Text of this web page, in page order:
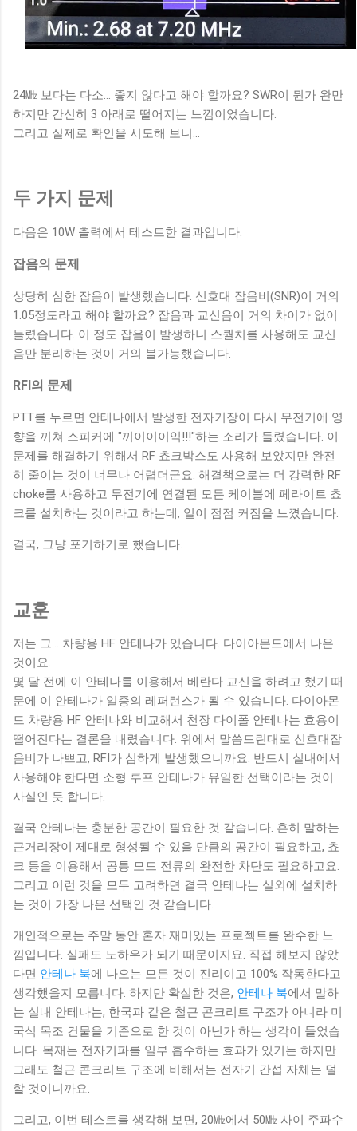
24㎒ 보다는 다소... 좋지 않다고 해야 할까요? SWR이 뭔가 완만
하지만 간신히 3 아래로 떨어지는 느낌이었습니다.
그리고 실제로 확인을 시도해 보니...
두 가지 문제
다음은 10W 출력에서 테스트한 결과입니다.
잡음의 문제
상당히 심한 잡음이 발생했습니다. 신호대 잡음비(SNR)이 거의
1.05정도라고 해야 할까요? 잡음과 교신음이 거의 차이가 없이
들렸습니다. 이 정도 잡음이 발생하니 스퀄치를 사용해도 교신
음만 분리하는 것이 거의 불가능했습니다.
RFI의 문제
PTT를 누르면 안테나에서 발생한 전자기장이 다시 무전기에 영
향을 끼쳐 스피커에 "끼이이이익!!!"하는 소리가 들렸습니다. 이
문제를 해결하기 위해서 RF 쵸크박스도 사용해 보았지만 완전
히 줄이는 것이 너무나 어렵더군요. 해결책으로는 더 강력한 RF
choke를 사용하고 무전기에 연결된 모든 케이블에 페라이트 쵸
크를 설치하는 것이라고 하는데, 일이 점점 커짐을 느꼈습니다.
결국, 그냥 포기하기로 했습니다.
교훈
저는 그... 차량용 HF 안테나가 있습니다. 다이아몬드에서 나온
것이요.
몇 달 전에 이 안테나를 이용해서 베란다 교신을 하려고 했기 때
문에 이 안테나가 일종의 레퍼런스가 될 수 있습니다. 다이아몬
드 차량용 HF 안테나와 비교해서 천장 다이폴 안테나는 효용이
떨어진다는 결론을 내렸습니다. 위에서 말씀드린대로 신호대잡
음비가 나쁘고, RFI가 심하게 발생했으니까요. 반드시 실내에서
사용해야 한다면 소형 루프 안테나가 유일한 선택이라는 것이
사실인 듯 합니다.
결국 안테나는 충분한 공간이 필요한 것 같습니다. 흔히 말하는
근거리장이 제대로 형성될 수 있을 만큼의 공간이 필요하고, 쵸
크 등을 이용해서 공통 모드 전류의 완전한 차단도 필요하고요.
그리고 이런 것을 모두 고려하면 결국 안테나는 실외에 설치하
는 것이 가장 나은 선택인 것 같습니다.
개인적으로는 주말 동안 혼자 재미있는 프로젝트를 완수한 느
낌입니다. 실패도 노하우가 되기 때문이지요. 직접 해보지 않았
다면 안테나 북에 나오는 모든 것이 진리이고 100% 작동한다고
생각했을지 모릅니다. 하지만 확실한 것은, 안테나 북에서 말하
는 실내 안테나는, 한국과 같은 철근 콘크리트 구조가 아니라 미
국식 목조 건물을 기준으로 한 것이 아닌가 하는 생각이 들었습
니다. 목재는 전자기파를 일부 흡수하는 효과가 있기는 하지만
그래도 철근 콘크리트 구조에 비해서는 전자기 간섭 자체는 덜
할 것이니까요.
그리고, 이번 테스트를 생각해 보면, 20㎒에서 50㎒ 사이 주파수